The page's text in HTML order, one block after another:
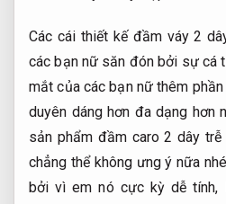
Các cái thiết kế đầm váy 2
các bạn nữ săn đón bởi sự cá
mắt của các bạn nữ thêm
duyên dáng hơn đa dạng hơn
sản phẩm đầm caro 2 dây
chẳng thể không ưng ý nữa
bởi vì em nó cực kỳ dễ tính,